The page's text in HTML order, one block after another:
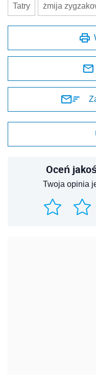
Tatry żmija
Oceń
Twoja opinia